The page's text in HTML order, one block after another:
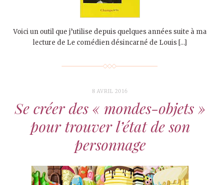
Voici un outil que j’utilise depuis quelques années suite à ma
lecture de Le comédien désincarné de Louis […]
8 AVRIL 2016
Se créer des « mondes-objets »
pour trouver l’état de son
personnage